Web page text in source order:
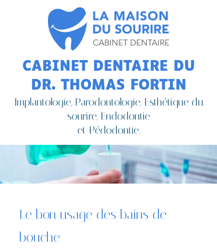
CABINET DENTAIRE DU
DR. THOMAS FORTIN
Implantologie, Parodontologie, Esthétique du
sourire, Endodontie
et Pédodontie.
Le bon usage des bains de
bouche